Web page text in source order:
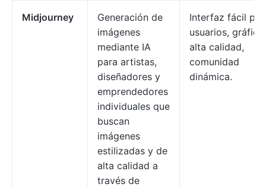
Midjourney
Generación de
imágenes
mediante IA
para artistas,
diseñadores y
emprendedores
individuales que
buscan
imágenes
estilizadas y de
alta calidad a
través de
Interfaz fácil
usuarios,
alta calidad,
comunidad
dinámica.